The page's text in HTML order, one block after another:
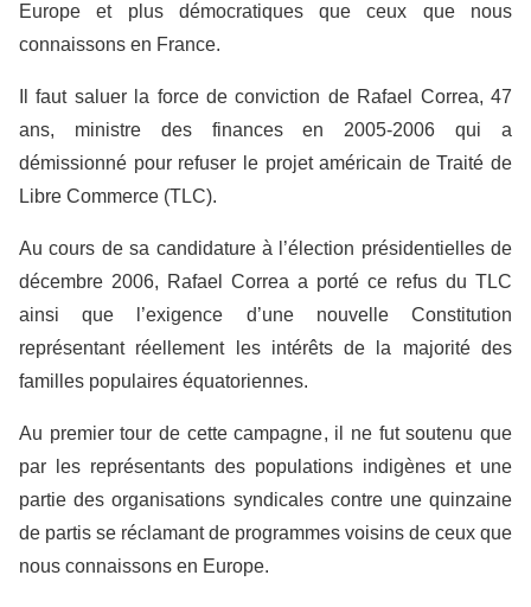
Europe et plus démocratiques que ceux que nous
connaissons en France.
Il faut saluer la force de conviction de Rafael Correa, 47
ans, ministre des finances en 2005-2006 qui a
démissionné pour refuser le projet américain de Traité de
Libre Commerce (TLC).
Au cours de sa candidature à l’élection présidentielles de
décembre 2006, Rafael Correa a porté ce refus du TLC
ainsi que l’exigence d’une nouvelle Constitution
représentant réellement les intérêts de la majorité des
familles populaires équatoriennes.
Au premier tour de cette campagne, il ne fut soutenu que
par les représentants des populations indigènes et une
partie des organisations syndicales contre une quinzaine
de partis se réclamant de programmes voisins de ceux que
nous connaissons en Europe.